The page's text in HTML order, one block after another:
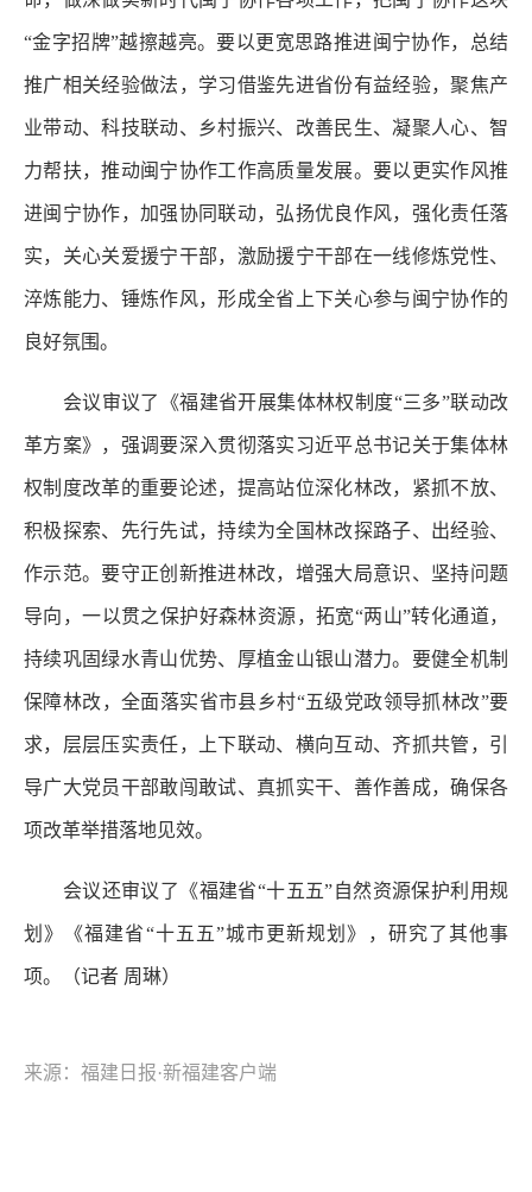
“金字招牌”越擦越亮。要以更宽思路推进闽宁协作，总结
推广相关经验做法，学习借鉴先进省份有益经验，聚焦产
业带动、科技联动、乡村振兴、改善民生、凝聚人心、智
力帮扶，推动闽宁协作工作高质量发展。要以更实作风推
进闽宁协作，加强协同联动，弘扬优良作风，强化责任落
实，关心关爱援宁干部，激励援宁干部在一线修炼党性、
淬炼能力、锤炼作风，形成全省上下关心参与闽宁协作的
良好氛围。
会议审议了《福建省开展集体林权制度“三多”联动改
革方案》，强调要深入贯彻落实习近平总书记关于集体林
权制度改革的重要论述，提高站位深化林改，紧抓不放、
积极探索、先行先试，持续为全国林改探路子、出经验、
作示范。要守正创新推进林改，增强大局意识、坚持问题
导向，一以贯之保护好森林资源，拓宽“两山”转化通道，
持续巩固绿水青山优势、厚植金山银山潜力。要健全机制
保障林改，全面落实省市县乡村“五级党政领导抓林改”要
求，层层压实责任，上下联动、横向互动、齐抓共管，引
导广大党员干部敢闯敢试、真抓实干、善作善成，确保各
项改革举措落地见效。
会议还审议了《福建省“十五五”自然资源保护利用规
划》《福建省“十五五”城市更新规划》，研究了其他事
项。（记者 周琳）
来源：福建日报·新福建客户端